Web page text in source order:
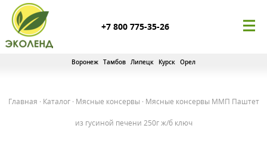
+7 800 775-35-26
Воронеж Тамбов Липецк Курск Орел
Главная · Каталог· Мясные консервы · Мясные консервы ММП Паштет
из гусиной печени 250г ж/б ключ